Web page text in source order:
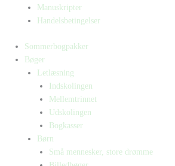
Manuskripter
Handelsbetingelser
Sommerbogpakker
Bøger
Letlæsning
Indskolingen
Mellemtrinnet
Udskolingen
Bogkasser
Børn
Små mennesker, store drømme